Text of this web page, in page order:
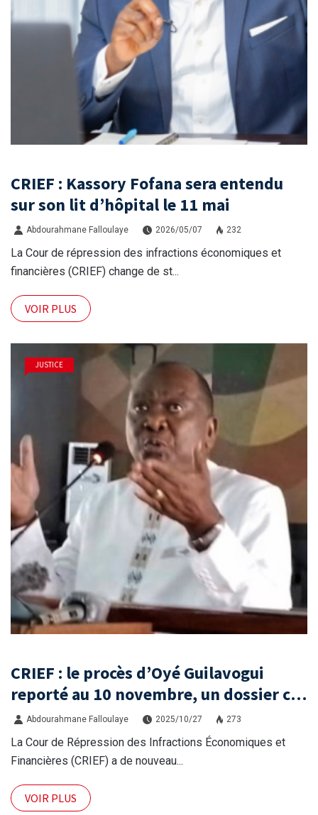
CRIEF : Kassory Fofana sera entendu
sur son lit d’hôpital le 11 mai
Abdourahmane Falloulaye 2026/05/07 232
La Cour de répression des infractions économiques et
financières (CRIEF) change de st...
VOIR PLUS
JUSTICE
CRIEF : le procès d’Oyé Guilavogui
reporté au 10 novembre, un dossier clé
de la lutte anticorruption en Guinée.
Abdourahmane Falloulaye 2025/10/27 273
La Cour de Répression des Infractions Économiques et
Financières (CRIEF) a de nouveau...
VOIR PLUS